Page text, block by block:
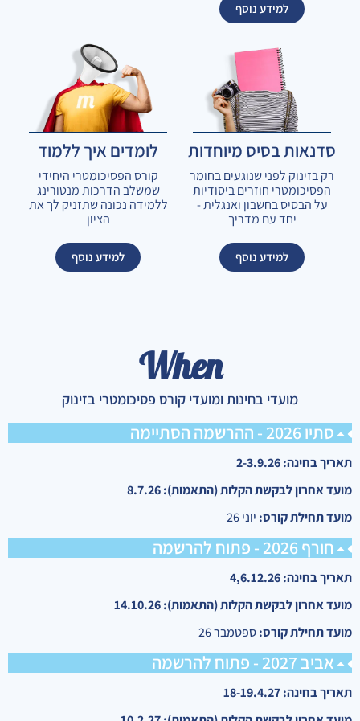
למידע נוסף
סדנאות בסיס מיוחדות
רק בזינוק לפני שנוגעים בחומר
הפסיכומטרי חוזרים ביסודיות
על הבסיס בחשבון ואנגלית -
יחד עם מדריך
למידע נוסף
לומדים איך ללמוד
קורס הפסיכומטרי היחידי
שמשלב הדרכות מנטורינג
ללמידה נכונה שתזניק לך את
הציון
למידע נוסף
When
מועדי בחינות ומועדי קורס פסיכומטרי בזינוק
סתיו 2026 - ההרשמה הסתיימה
תאריך בחינה:2-3.9.26
מועד אחרון לבקשת הקלות (התאמות):8.7.26
מועד תחילת קורס: יוני 26
חורף 2026 - פתוח להרשמה
תאריך בחינה:4,6.12.26
מועד אחרון לבקשת הקלות (התאמות):14.10.26
מועד תחילת קורס:ספטמבר 26
אביב 2027 - פתוח להרשמה
תאריך בחינה:18-19.4.27